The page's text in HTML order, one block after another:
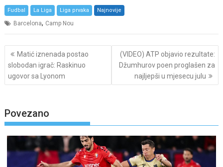
Fudbal La Liga Liga prvaka Najnovije
Barcelona, Camp Nou
Post
navigation
Matić iznenada postao
slobodan igrač: Raskinuo
ugovor sa Lyonom
(VIDEO) ATP objavio rezultate:
Džumhurov poen proglašen za
najljepši u mjesecu julu
Povezano